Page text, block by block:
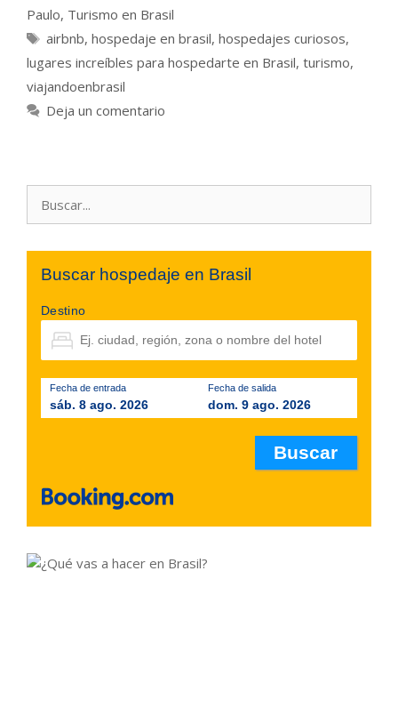
Paulo, Turismo en Brasil
Etiquetas
airbnb, hospedaje en brasil, hospedajes curiosos,
lugares increíbles para hospedarte en Brasil, turismo,
viajandoenbrasil
Deja un comentario
Buscar hospedaje en Brasil
Destino
Fecha de entrada
sáb. 8 ago. 2026
Fecha de salida
dom. 9 ago. 2026